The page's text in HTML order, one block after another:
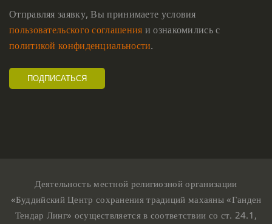
Отправляя заявку, Вы принимаете условия
пользовательского соглашения и ознакомились с
политикой конфиденциальности.
Деятельность местной религиозной организации
«Буддийский Центр сохранения традиций махаяны «Ганден
Тендар Линг» осуществляется в соответствии со ст. 24.1,